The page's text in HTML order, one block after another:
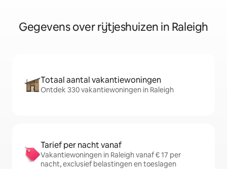
Gegevens over rijtjeshuizen in Raleigh
Totaal aantal vakantiewoningen
Ontdek 330 vakantiewoningen in Raleigh
Tarief per nacht vanaf
Vakantiewoningen in Raleigh vanaf € 17 per
nacht, exclusief belastingen en toeslagen